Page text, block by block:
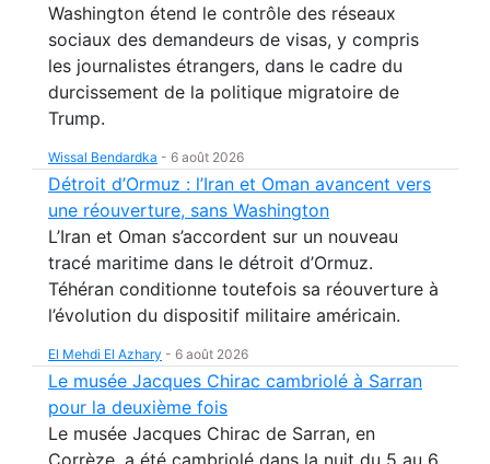
Washington étend le contrôle des réseaux
sociaux des demandeurs de visas, y compris
les journalistes étrangers, dans le cadre du
durcissement de la politique migratoire de
Trump.
Wissal Bendardka - 6 août 2026
Détroit d’Ormuz : l’Iran et Oman avancent vers
une réouverture, sans Washington
L’Iran et Oman s’accordent sur un nouveau
tracé maritime dans le détroit d’Ormuz.
Téhéran conditionne toutefois sa réouverture à
l’évolution du dispositif militaire américain.
El Mehdi El Azhary - 6 août 2026
Le musée Jacques Chirac cambriolé à Sarran
pour la deuxième fois
Le musée Jacques Chirac de Sarran, en
Corrèze, a été cambriolé dans la nuit du 5 au 6